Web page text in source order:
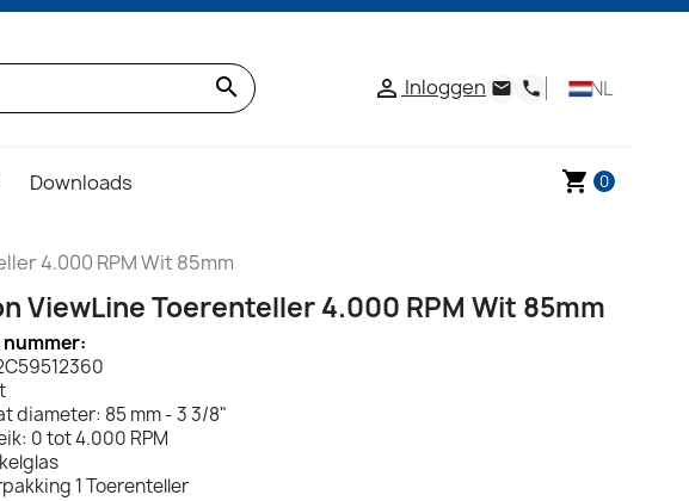
search  Inloggen email phone NL
Downloads shopping_cart 0
4.000 RPM Wit 85mm
ViewLine Toerenteller 4.000 RPM Wit 85mm
diameter: 85 mm - 3 3/8"
0 tot 4.000 RPM
1 Toerenteller